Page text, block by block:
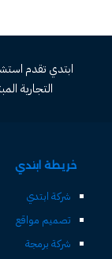
ابتدي تقدم
التجارية
خريطة ابتدي
شركة ابتدي
تصميم مواقع
شركة برمجة